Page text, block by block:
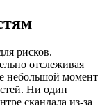
рисков.
отслеживая
небольшой момент
Ни один
скандала из-за